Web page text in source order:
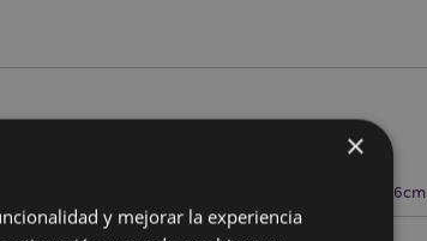
Altura 8cm Ancho 6cm Profundidad 6cm
×
y mejorar la experiencia